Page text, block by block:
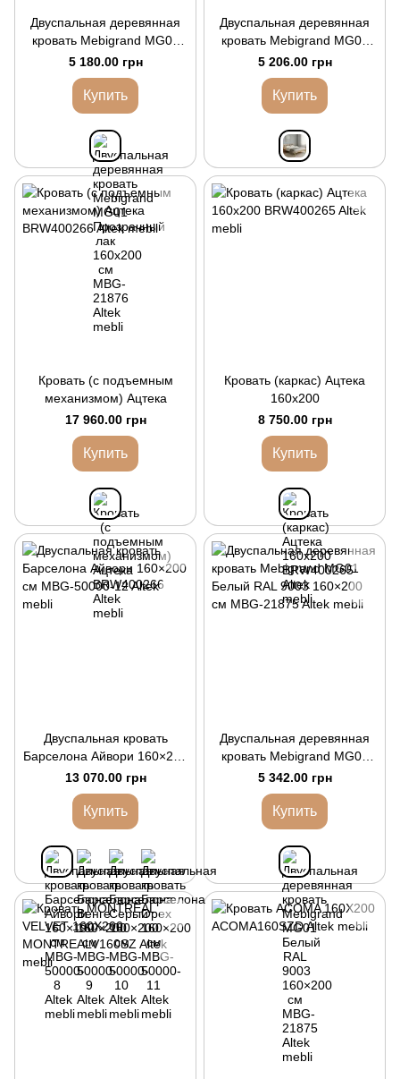
Двуспальная деревянная
кровать Mebigrand MG01
Прозрачный лак 160х200
см
5 180.00 грн
Купить
Двуспальная деревянная
кровать Mebigrand MG02
Прозрачный лак 160х200
см
5 206.00 грн
Купить
Кровать (с подъемным
механизмом) Ацтека
17 960.00 грн
Купить
Кровать (каркас) Ацтека
160x200
8 750.00 грн
Купить
Двуспальная кровать
Барселона Айвори 160×200
см
13 070.00 грн
Купить
Двуспальная деревянная
кровать Mebigrand MG01
Белый RAL 9003 160×200
см
5 342.00 грн
Купить